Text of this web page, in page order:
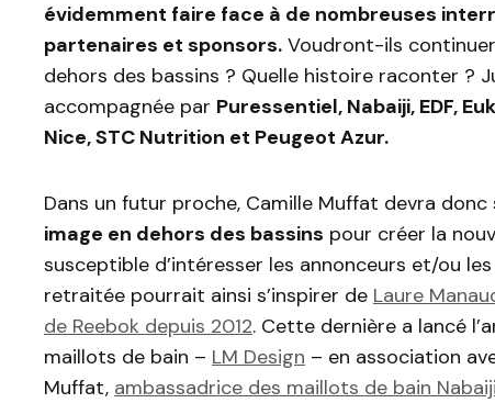
évidemment faire face à de nombreuses
partenaires et sponsors. Voudront-ils
dehors des bassins ? Quelle histoire raconter ?
accompagnée par Puressentiel, Nabaiji, EDF,
Nice, STC Nutrition et Peugeot Azur.
Dans un futur proche, Camille Muffat devra donc
image en dehors des bassins pour créer la
susceptible d’intéresser les annonceurs et/ou
retraitée pourrait ainsi s’inspirer de Laure
de Reebok depuis 2012. Cette dernière a lancé
maillots de bain – LM Design – en association
Muffat, ambassadrice des maillots de bain Nabaiji